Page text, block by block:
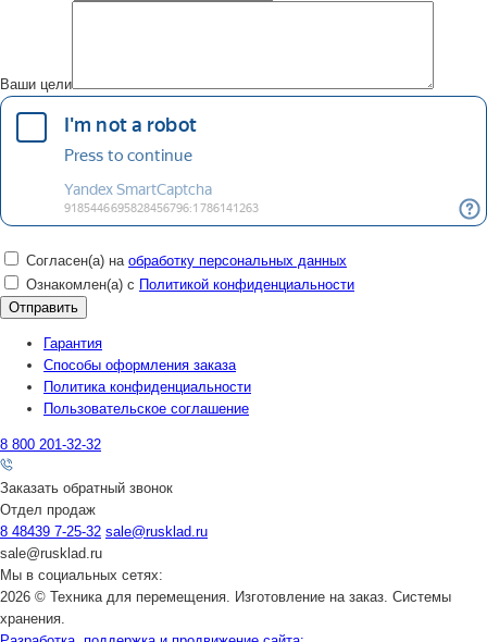
Ваши цели
Согласен(а) на обработку персональных данных
Ознакомлен(а) с Политикой конфиденциальности
Гарантия
Способы оформления заказа
Политика конфиденциальности
Пользовательское соглашение
8 800 201-32-32
Заказать обратный звонок
Отдел продаж
8 48439 7-25-32 sale@rusklad.ru
sale@rusklad.ru
Мы в социальных сетях:
2026 © Техника для перемещения. Изготовление на заказ. Системы
хранения.